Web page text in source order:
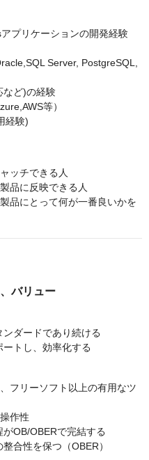
プリケーションの開発経験
Server, PostgreSQL,
など)の経験
等）
経験)
ッチできる人
品に反映できる人
品にとって何が一番良いかを
バリュー
ダードであり続ける
トし、効率化する
フリーソフト以上の有用なツ
作性
OB/OBERで完結する
合性を保つ（OBER）